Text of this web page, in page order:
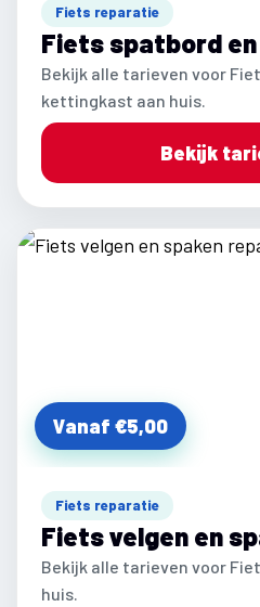
Fiets reparatie
Fiets spatbord
Bekijk alle tarieven voor
kettingkast aan huis.
Bekijk
Vanaf €5,00
Fiets reparatie
Fiets velgen en
Bekijk alle tarieven voor
huis.